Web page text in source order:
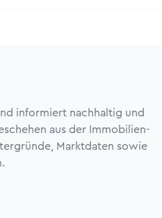
informiert nachhaltig und
aus der Immobilien-
Marktdaten sowie